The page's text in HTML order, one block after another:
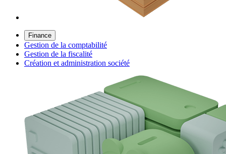
Finance
Gestion de la comptabilité
Gestion de la fiscalité
Création et administration société